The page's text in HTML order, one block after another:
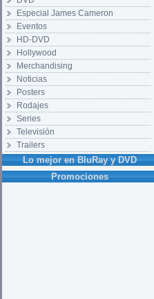
Especial James Cameron
Eventos
HD-DVD
Hollywood
Merchandising
Noticias
Posters
Rodajes
Series
Televisión
Trailers
Lo mejor en BluRay y DVD
Promociones